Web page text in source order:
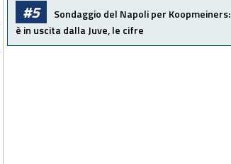
#5
Sondaggio del Napoli per Koopmeiners:
è in uscita dalla Juve, le cifre